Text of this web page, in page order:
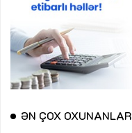
ƏN ÇOX OXUNANLAR